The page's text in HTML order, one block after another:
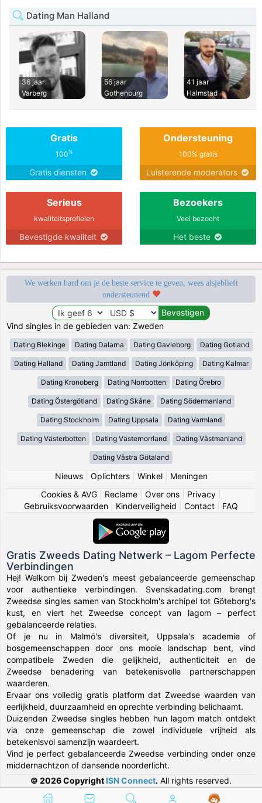
Dating Man Halland
36 jaar
Varberg
56 jaar
Gothenburg
41 jaar
Halmstad
Gratis
100%
Gratis diensten
Ondersteuning
100% gratis
Luisterende moderators
Serieus
kwaliteitsprofielen
Bevestigde kwaliteit
Bezoekers
Veel bezocht
Het beste
We werken hard om je de beste service te geven, wees alsjeblieft
ondersteunend
Vind singles in de gebieden van: Zweden
Dating Blekinge Dating Dalarna Dating Gavleborg Dating Gotland
Dating Halland Dating Jamtland Dating Jönköping Dating Kalmar
Dating Kronoberg Dating Norrbotten Dating Örebro
Dating Östergötland Dating Skåne Dating Södermanland
Dating Stockholm Dating Uppsala Dating Varmland
Dating Västerbotten Dating Västernorrland Dating Västmanland
Dating Västra Götaland
Nieuws| Oplichters| Winkel| Meningen
Cookies & AVG
Reclame Over ons Privacy
Gebruiksvoorwaarden
Kinderveiligheid Contact FAQ
Gratis Zweeds Dating Netwerk – Lagom Perfecte
Verbindingen
Hej! Welkom bij Zweden's meest gebalanceerde gemeenschap
voor authentieke verbindingen. Svenskadating.com brengt
Zweedse singles samen van Stockholm's archipel tot Göteborg's
kust, en viert het Zweedse concept van lagom – perfect
gebalanceerde relaties.
Of je nu in Malmö's diversiteit, Uppsala's academie of
bosgemeenschappen door ons mooie landschap bent, vind
compatibele Zweden die gelijkheid, authenticiteit en de
Zweedse benadering van betekenisvolle partnerschappen
waarderen.
Ervaar ons volledig gratis platform dat Zweedse waarden van
eerlijkheid, duurzaamheid en oprechte verbinding belichaamt.
Duizenden Zweedse singles hebben hun lagom match ontdekt
via onze gemeenschap die zowel individuele vrijheid als
betekenisvol samenzijn waardeert.
Vind je perfect gebalanceerde Zweedse verbinding onder onze
middernachtzon of dansende noorderlicht.
© 2026 Copyright ISN Connect. All rights reserved.